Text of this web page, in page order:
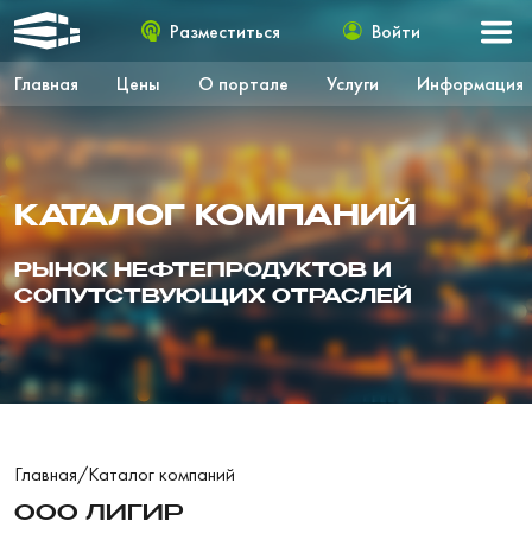
Главная Цены О портале Услуги Информация
Разместиться Войти
КАТАЛОГ КОМПАНИЙ
РЫНОК НЕФТЕПРОДУКТОВ И
СОПУТСТВУЮЩИХ ОТРАСЛЕЙ
Главная/Каталог компаний
ООО ЛИГИР